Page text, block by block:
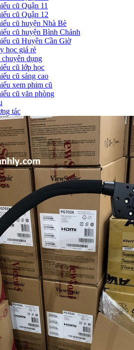
cũ Quận 11
cũ Quận 12
cũ huyện Nhà Bè
cũ huyện Bình Chánh
cũ Huyện Cần Giờ
học giá rẻ
dụng
cũ lớp học
cũ sáng cao
xem phim cũ
cũ văn phòng
tác